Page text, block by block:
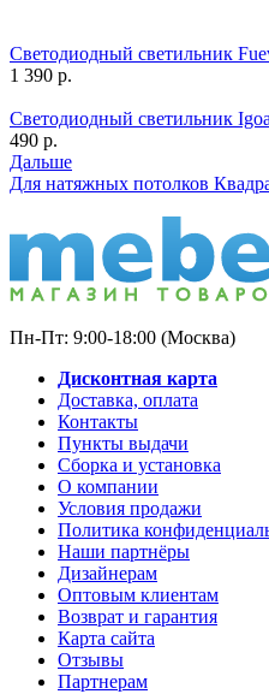
Светодиодный светильник
1 390 р.
Светодиодный светильник
490 р.
Дальше
Для натяжных потолков
Пн-Пт: 9:00-18:00 (Москва)
Дисконтная карта
Доставка, оплата
Контакты
Пункты выдачи
Сборка и установка
О компании
Условия продажи
Политика
Наши партнёры
Дизайнерам
Оптовым клиентам
Возврат и гарантия
Карта сайта
Отзывы
Партнерам